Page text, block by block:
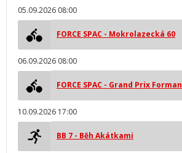
05.09.2026 08:00
FORCE SPAC - Mokrolazecká 60
06.09.2026 08:00
FORCE SPAC - Grand Prix Forman
10.09.2026 17:00
BB 7 - Běh Akátkami